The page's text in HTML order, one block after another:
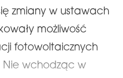
zmiany w ustawach
możliwość
fotowoltaicznych
Nie wchodząc w